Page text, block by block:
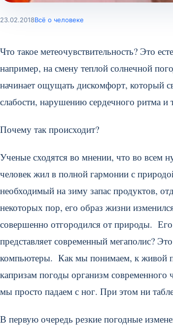
23.02.2018Всё о человеке
Что такое метеочувствительность? Это
например, на смену теплой солнечной
начинает ощущать дискомфорт, который
слабости, нарушению сердечного ритма и
Почему так происходит?
Ученые сходятся во мнении, что во всем
человек жил в полной гармонии с
необходимый на зиму запас продуктов,
некоторых пор, его образ жизни
совершенно отгородился от природы.
представляет современный мегаполис?
компьютеры. Как мы понимаем, к живой
капризам погоды организм современного
мы просто падаем с ног. При этом ни
В первую очередь резкие погодные